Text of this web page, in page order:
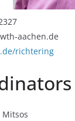
aachen.de
richtering
Mitsos